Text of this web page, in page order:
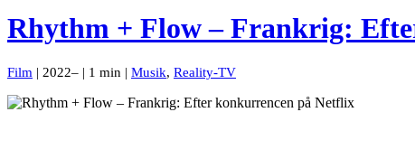
Rhythm + Flow – Frankrig:
Film | 2022– | 1 min | Musik, Reality-TV